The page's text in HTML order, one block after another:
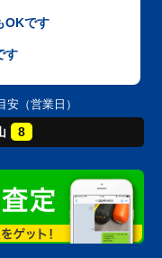
OKです
す
（営業日）
8